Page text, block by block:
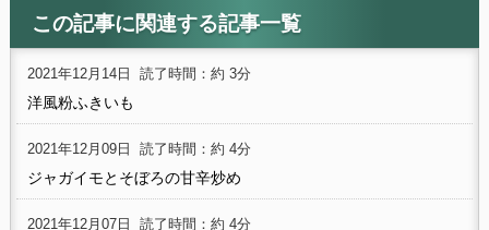
この記事に関連する記事一覧
2021年12月14日 読了時間：約 3分
洋風粉ふきいも
2021年12月09日 読了時間：約 4分
ジャガイモとそぼろの甘辛炒め
2021年12月07日 読了時間：約 4分